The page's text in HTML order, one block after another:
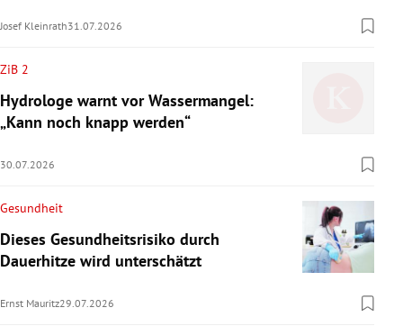
Josef Kleinrath31.07.2026
ZiB 2
Hydrologe warnt vor Wassermangel:
„Kann noch knapp werden“
30.07.2026
Gesundheit
Dieses Gesundheitsrisiko durch
Dauerhitze wird unterschätzt
Ernst Mauritz29.07.2026